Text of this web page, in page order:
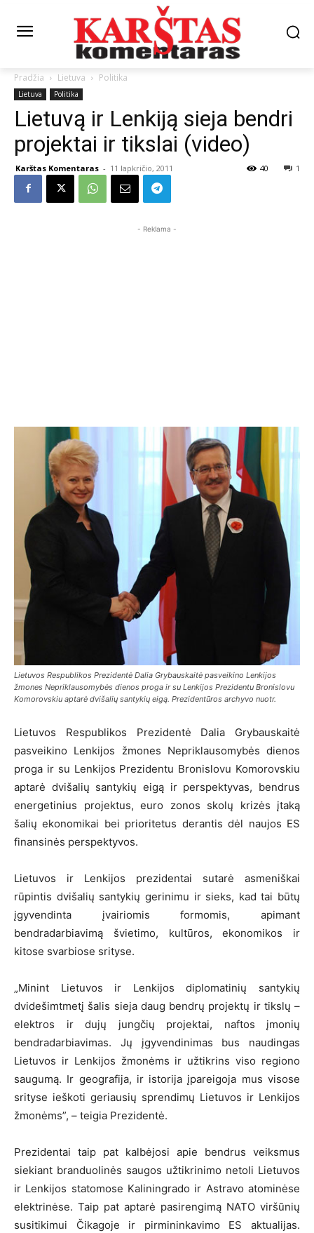
Pradžia Lietuva Politika
Lietuva Politika
Lietuvą ir Lenkiją sieja bendri
projektai ir tikslai (video)
Karštas Komentaras - 11 lapkričio, 2011 1
40
- Reklama -
Lietuvos Respublikos Prezidentė Dalia Grybauskaitė pasveikino Lenkijos
žmones Nepriklausomybės dienos proga ir su Lenkijos Prezidentu Bronislovu
Komorovskiu aptarė dvišalių santykių eigą. Prezidentūros archyvo nuotr.
Lietuvos Respublikos Prezidentė Dalia Grybauskaitė
pasveikino Lenkijos žmones Nepriklausomybės dienos
proga ir su Lenkijos Prezidentu Bronislovu Komorovskiu
aptarė dvišalių santykių eigą ir perspektyvas, bendrus
energetinius projektus, euro zonos skolų krizės įtaką
šalių ekonomikai bei prioritetus derantis dėl naujos ES
finansinės perspektyvos.
Lietuvos ir Lenkijos prezidentai sutarė asmeniškai
rūpintis dvišalių santykių gerinimu ir sieks, kad tai būtų
įgyvendinta įvairiomis formomis, apimant
bendradarbiavimą švietimo, kultūros, ekonomikos ir
kitose svarbiose srityse.
„Minint Lietuvos ir Lenkijos diplomatinių santykių
dvidešimtmetį šalis sieja daug bendrų projektų ir tikslų –
elektros ir dujų jungčių projektai, naftos įmonių
bendradarbiavimas. Jų įgyvendinimas bus naudingas
Lietuvos ir Lenkijos žmonėms ir užtikrins viso regiono
saugumą. Ir geografija, ir istorija įpareigoja mus visose
srityse ieškoti geriausių sprendimų Lietuvos ir Lenkijos
žmonėms”, – teigia Prezidentė.
Prezidentai taip pat kalbėjosi apie bendrus veiksmus
siekiant branduolinės saugos užtikrinimo netoli Lietuvos
ir Lenkijos statomose Kaliningrado ir Astravo atominėse
elektrinėse. Taip pat aptarė pasirengimą NATO viršūnių
susitikimui Čikagoje ir pirmininkavimo ES aktualijas.